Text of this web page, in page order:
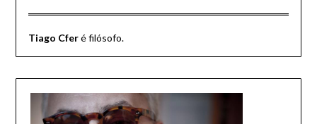
Tiago Cferé filósofo.